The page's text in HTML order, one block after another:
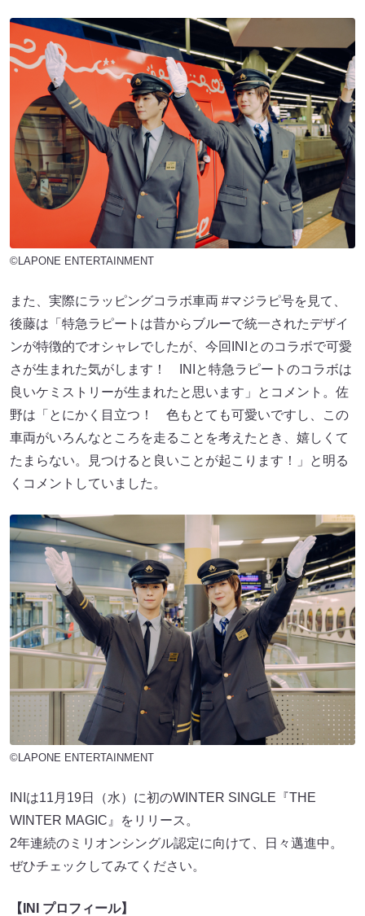
©LAPONE ENTERTAINMENT
また、実際にラッピングコラボ車両 #マジラピ号を見て、
後藤は「特急ラピートは昔からブルーで統一されたデザイ
ンが特徴的でオシャレでしたが、今回INIとのコラボで可愛
さが生まれた気がします！ INIと特急ラピートのコラボは
良いケミストリーが生まれたと思います」とコメント。佐
野は「とにかく目立つ！ 色もとても可愛いですし、この
車両がいろんなところを走ることを考えたとき、嬉しくて
たまらない。見つけると良いことが起こります！」と明る
くコメントしていました。
©LAPONE ENTERTAINMENT
INIは11月19日（水）に初のWINTER SINGLE『THE
WINTER MAGIC』をリリース。
2年連続のミリオンシングル認定に向けて、日々邁進中。
ぜひチェックしてみてください。
【INI プロフィール】